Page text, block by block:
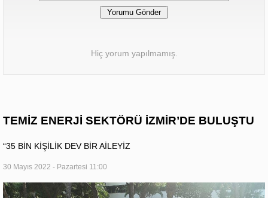
Hiç yorum yapılmamış.
TEMİZ ENERJİ SEKTÖRÜ İZMİR’DE BULUŞTU
“35 BİN KİŞİLİK DEV BİR AİLEYİZ
30 Mayıs 2022 - Pazartesi 11:00